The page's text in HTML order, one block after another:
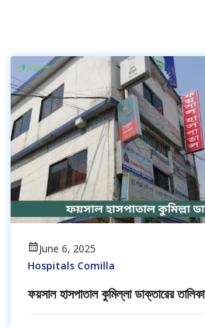
June 6, 2025
Hospitals Comilla
ফয়সাল হাসপাতাল কুমিল্লা ডাক্তারের তালিকা